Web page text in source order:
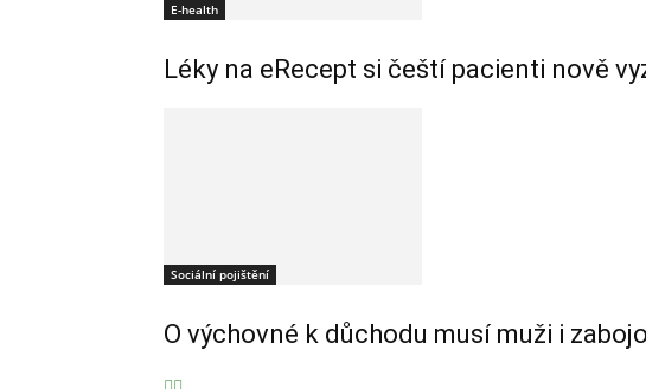
E-health
Léky na eRecept si čeští pacienti nově
Sociální pojištění
O výchovné k důchodu musí muži i